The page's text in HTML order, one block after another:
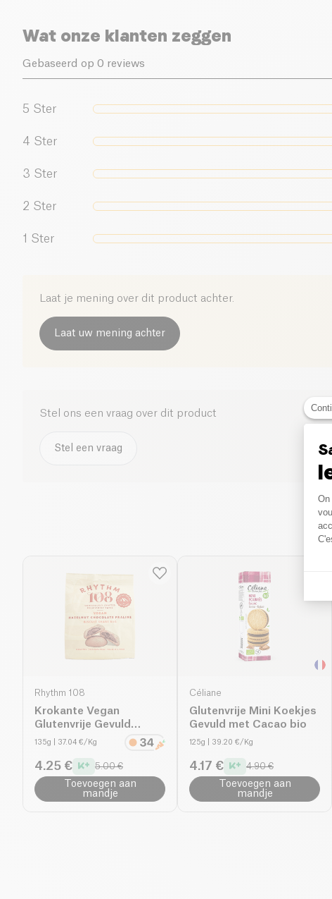
Wat onze klanten zeggen
Gebaseerd op 0 reviews
5 Ster
4 Ster
3 Ster
2 Ster
1 Ster
Laat je mening over dit product achter.
Laat uw mening achter
Stel ons een vraag over dit product
Stel een vraag
Rhythm 108
Krokante Vegan
Glutenvrije Gevuld
Chocolade Hazelnoot
135g | 37.04 €/Kg
4.25 € 5.00 €
Toevoegen aan
mandje
Céliane
Glutenvrije Mini Koekjes
Gevuld met Cacao bio
125g | 39.20 €/Kg
4.17 € 4.90 €
Toevoegen aan
mandje
On